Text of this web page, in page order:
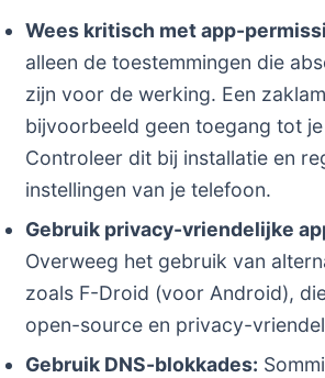
Wees kritisch met app-
alleen de toestemmingen die
zijn voor de werking. Een
bijvoorbeeld geen toegang tot
Controleer dit bij installatie en
instellingen van je telefoon.
Gebruik privacy-vriendelijke
Overweeg het gebruik van
zoals F-Droid (voor Android),
open-source en privacy-
Gebruik DNS-blokkades: